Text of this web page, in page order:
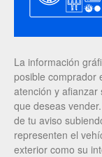
La información
posible comprador
atención y
que deseas
de tu aviso
representen el
exterior como su